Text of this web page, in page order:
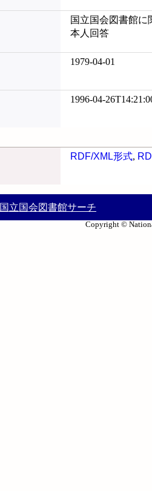
国立国会図書館に
本人回答
1979-04-01
1996-04-
RDF/XML形式,
国立国会図書館サーチ
Copyright ©